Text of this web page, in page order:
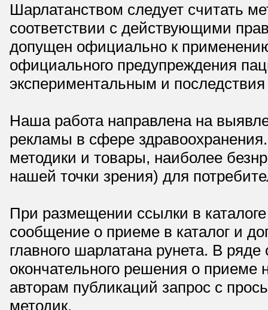
Шарлатанством следует считать
соответствии с действующими
допущен официально к
официального предупреждения
экспериментальным и
Наша работа направлена на
рекламы в сфере
методики и товары, наиболее
нашей точки зрения) для
При размещении ссылки в
сообщение о приеме в каталог и
главного шарлатана рунета. В
окончательного решения о приеме
авторам публикаций запрос с
методик.